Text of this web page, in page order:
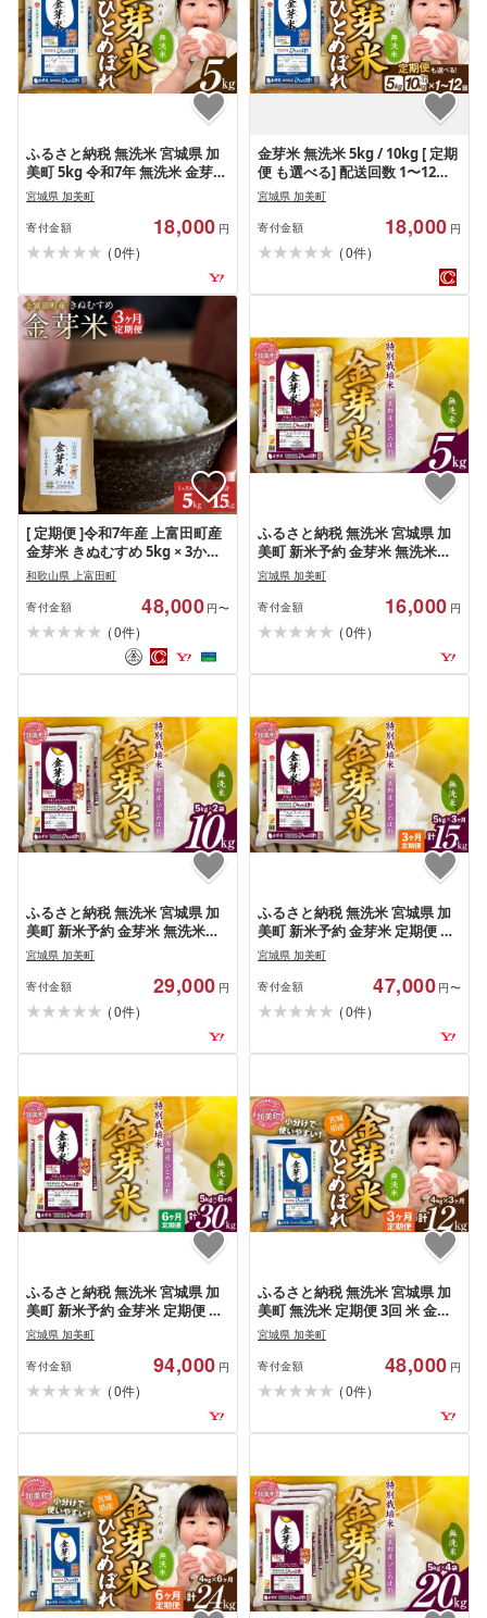
ふるさと納税 無洗米 宮城県 加
美町 5kg 令和7年 無洗米 金芽米
宮城県産 ひとめぼれ 5kg 米 小
分け 便利 時短 栄養 健康 低糖質
低カロリー 糖質オフ 環境 …
宮城県 加美町
寄付金額 18,000 円
(0件)
金芽米 無洗米 5kg / 10kg [ 定期
便 も選べる] 配送回数 1〜12回
宮城県産 ひとめぼれ [令和7年
産] [お米の定期便]無洗米 米 無
洗米 金芽米 3ヶ月 6ヶ月 12ヶ月
小分け 健康 栄養 低カロリー 低
糖質 糖質オフ 金芽米 無洗米 便
km-my-knm05-10 ]
宮城県 加美町
寄付金額 18,000 円
(0件)
[ 定期便 ]令和7年産 上富田町産
金芽米 きぬむすめ 5kg × 3か月
井戸本農園
和歌山県 上富田町
寄付金額 48,000 円〜
(0件)
ふるさと納税 無洗米 宮城県 加
美町 新米予約 金芽米 無洗米
5kg 令和8年 特別栽培米 ひとめ
ぼれ 宮城県 加美産 宮城県 加美
町 km-km-knm05-r8 5kg
宮城県 加美町
寄付金額 16,000 円
(0件)
ふるさと納税 無洗米 宮城県 加
美町 新米予約 金芽米 無洗米
10kg ( 5kg × 2袋 ) 令和8年 特別
栽培米 ひとめぼれ 宮城県 加美
産 宮城県 加美町 km-km-
knm10-…
宮城県 加美町
寄付金額 29,000 円
(0件)
ふるさと納税 無洗米 宮城県 加
美町 新米予約 金芽米 定期便 無
洗米 5kg × 3ヶ月 計 15kg 令和8
年 米 特別栽培米 ひとめぼれ 宮
城県 加美産 BG無洗米 宮城県…
宮城県 加美町
寄付金額 47,000 円〜
(0件)
ふるさと納税 無洗米 宮城県 加
美町 新米予約 金芽米 定期便 無
洗米 5kg × 6ヶ月 計 30kg 令和8
年 米 特別栽培米 ひとめぼれ 宮
城県 加美産 BG無洗米 宮城県…
宮城県 加美町
寄付金額 94,000 円
(0件)
ふるさと納税 無洗米 宮城県 加
美町 無洗米 定期便 3回 米 金芽
米 令和7年 宮城県産 ひとめぼれ
計 12kg ( 4kg × 3ヶ月 ) 宮城県
加美町 km-my-knm04-t3-r7 …
宮城県 加美町
寄付金額 48,000 円
(0件)